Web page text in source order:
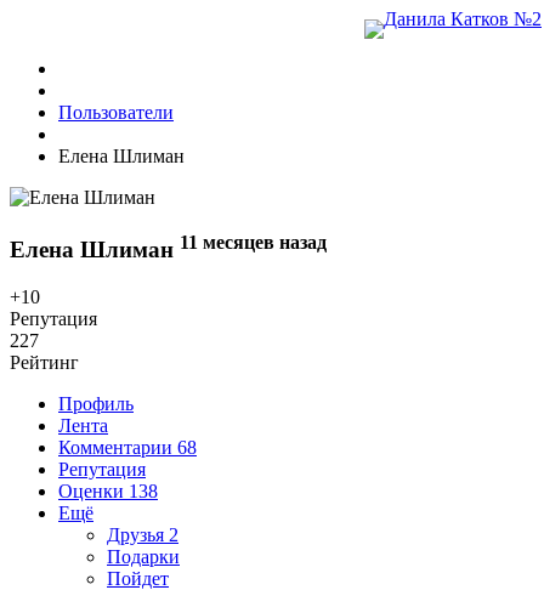
Пользователи
Елена Шлиман
Елена Шлиман 11 месяцев назад
+10
Репутация
227
Рейтинг
Профиль
Лента
Комментарии 68
Репутация
Оценки 138
Ещё
Друзья 2
Подарки
Пойдет